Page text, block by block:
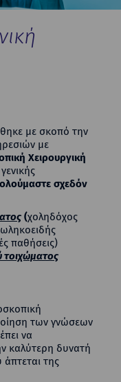
με σκοπό την
με
Χειρουργική
σχεδόν
(χοληδόχος
παθήσεις)
τοιχώματος
των γνώσεων
να
καλύτερη δυνατή
της